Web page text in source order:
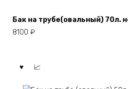
Бак на трубе(овальный) 70л.
8100 ₽